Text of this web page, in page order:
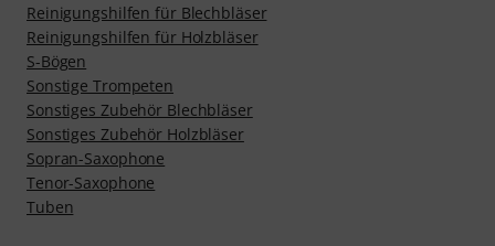
Reinigungshilfen für Blechbläser
Reinigungshilfen für Holzbläser
S-Bögen
Sonstige Trompeten
Sonstiges Zubehör Blechbläser
Sonstiges Zubehör Holzbläser
Sopran-Saxophone
Tenor-Saxophone
Tuben